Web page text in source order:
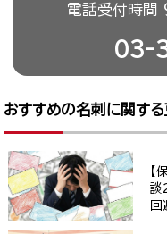
電話受付時間
03-
おすすめの名刺に関す
【
談
回